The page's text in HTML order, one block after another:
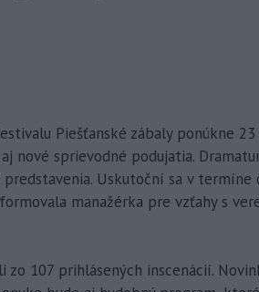
Piešťanské zábaly ponúkne
nové sprievodné podujatia.
Uskutoční sa v termíne
manažérka pre vzťahy s
107 prihlásených inscenácií.